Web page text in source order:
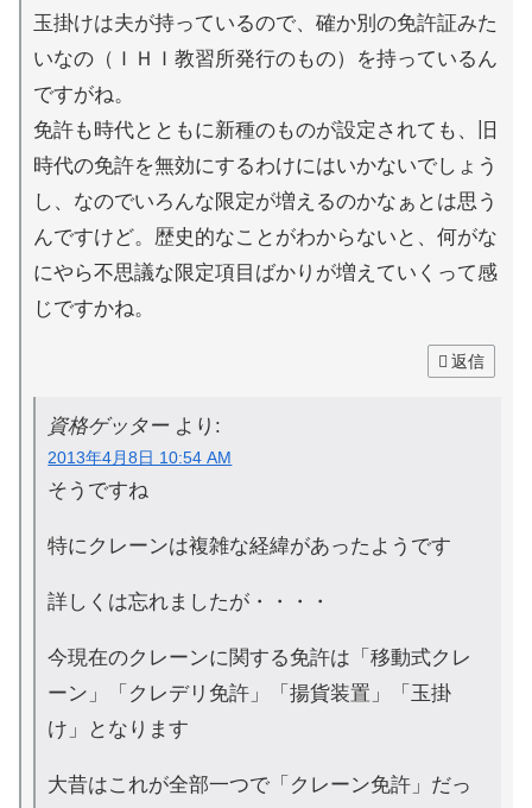
玉掛けは夫が持っているので、確か別の免許証みた
いなの（ＩＨＩ教習所発行のもの）を持っているん
ですがね。
免許も時代とともに新種のものが設定されても、旧
時代の免許を無効にするわけにはいかないでしょう
し、なのでいろんな限定が増えるのかなぁとは思う
んですけど。歴史的なことがわからないと、何がな
にやら不思議な限定項目ばかりが増えていくって感
じですかね。
返信
資格ゲッター より:
2013年4月8日 10:54 AM
そうですね
特にクレーンは複雑な経緯があったようです
詳しくは忘れましたが・・・・
今現在のクレーンに関する免許は「移動式クレ
ーン」「クレデリ免許」「揚貨装置」「玉掛
け」となります
大昔はこれが全部一つで「クレーン免許」だっ